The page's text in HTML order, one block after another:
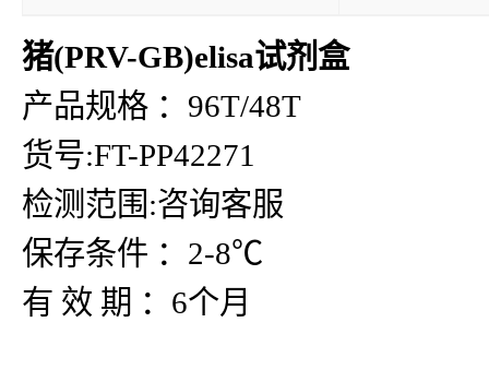
猪(PRV-GB)elisa试剂盒
产品规格 ：96T/48T
货号:FT-PP42271
检测范围:咨询客服
保存条件 ：2-8℃
有 效 期 ：6个月